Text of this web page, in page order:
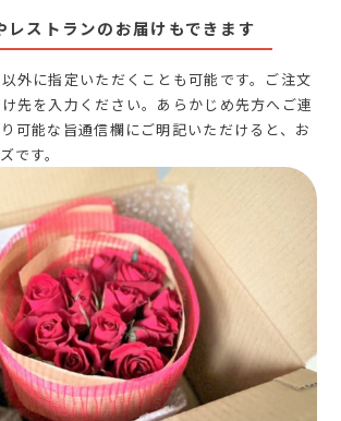
レストランのお届けもできます
外に指定いただくことも可能です。ご注文
先を入力ください。あらかじめ先方へご連
可能な旨通信欄にご明記いただけると、お
です。